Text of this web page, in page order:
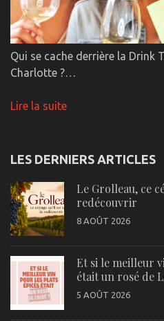
Qui se cache derrière la Drink
Charlotte ?…
Lire la suite
LES DERNIERS ARTICLES
Le Grolleau, ce
redécouvrir
8 AOÛT 2026
Et si le meilleur
était un rosé de
5 AOÛT 2026